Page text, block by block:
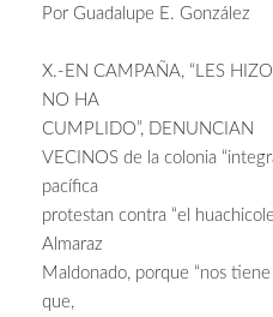
Por Guadalupe E. González
X.-EN CAMPAÑA, “LES
NO HA
CUMPLIDO”, DENUNCIAN
VECINOS de la colonia
pacífica
protestan contra “el
Almaraz
Maldonado, porque “nos
que,